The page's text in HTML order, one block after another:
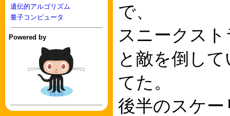
遺伝的アルゴリズム
量子コンピュータ
Powered by
で、
スニークス
と敵を倒し
てた。
後半のスケ